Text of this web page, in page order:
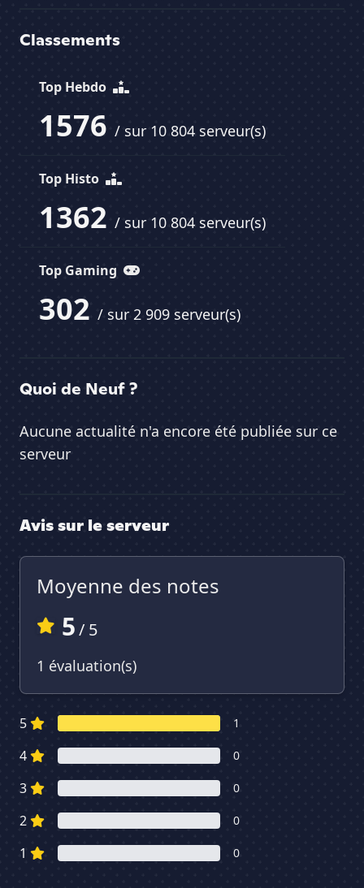
Classements
Top Hebdo
1576 / sur 10 804 serveur(s)
Top Histo
1362 / sur 10 804 serveur(s)
Top Gaming
302 / sur 2 909 serveur(s)
Quoi de Neuf ?
Aucune actualité n'a encore été publiée sur ce
serveur
Avis sur le serveur
Moyenne des notes
5/ 5
1 évaluation(s)
5 1
4 0
3 0
2 0
1 0